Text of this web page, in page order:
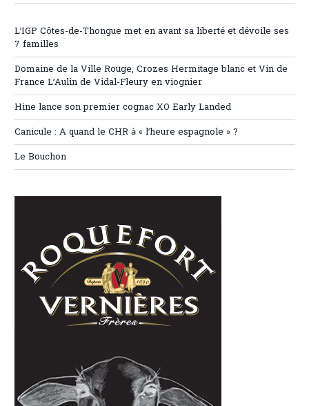
L’IGP Côtes-de-Thongue met en avant sa liberté et dévoile ses
7 familles
Domaine de la Ville Rouge, Crozes Hermitage blanc et Vin de
France L’Aulin de Vidal-Fleury en viognier
Hine lance son premier cognac XO Early Landed
Canicule : A quand le CHR à « l’heure espagnole » ?
Le Bouchon